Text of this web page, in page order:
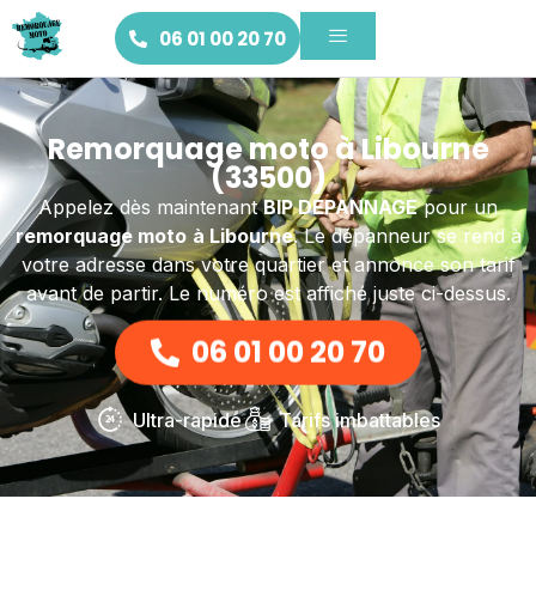
06 01 00 20 70
Remorquage moto à Libourne
(33500)
Appelez dès maintenantBIP DEPANNAGEpour un
remorquage moto à Libourne. Le dépanneur se rend à
votre adresse dans votre quartier et annonce son tarif
avant de partir. Le numéro est affiché juste ci-dessus.
06 01 00 20 70
Ultra-rapide Tarifs imbattables